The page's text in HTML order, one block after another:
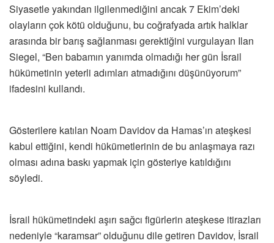
Siyasetle yakından ilgilenmediğini ancak 7 Ekim’deki
olayların çok kötü olduğunu, bu coğrafyada artık halklar
arasında bir barış sağlanması gerektiğini vurgulayan Ilan
Siegel, “Ben babamın yanımda olmadığı her gün İsrail
hükümetinin yeterli adımları atmadığını düşünüyorum”
ifadesini kullandı.
Gösterilere katılan Noam Davidov da Hamas’ın ateşkesi
kabul ettiğini, kendi hükümetlerinin de bu anlaşmaya razı
olması adına baskı yapmak için gösteriye katıldığını
söyledi.
İsrail hükümetindeki aşırı sağcı figürlerin ateşkese itirazları
nedeniyle “karamsar” olduğunu dile getiren Davidov, İsrail